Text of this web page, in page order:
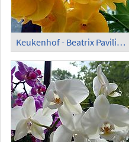
Keukenhof - Beatrix Pavilion; Orchids (7)